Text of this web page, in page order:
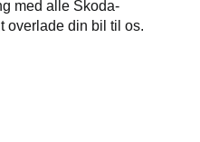
med alle Škoda-
overlade din bil til os.